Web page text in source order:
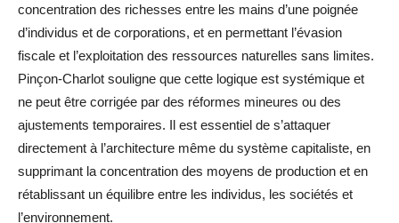
concentration des richesses entre les mains d’une poignée
d’individus et de corporations, et en permettant l’évasion
fiscale et l’exploitation des ressources naturelles sans limites.
Pinçon-Charlot souligne que cette logique est systémique et
ne peut être corrigée par des réformes mineures ou des
ajustements temporaires. Il est essentiel de s’attaquer
directement à l’architecture même du système capitaliste, en
supprimant la concentration des moyens de production et en
rétablissant un équilibre entre les individus, les sociétés et
l’environnement.